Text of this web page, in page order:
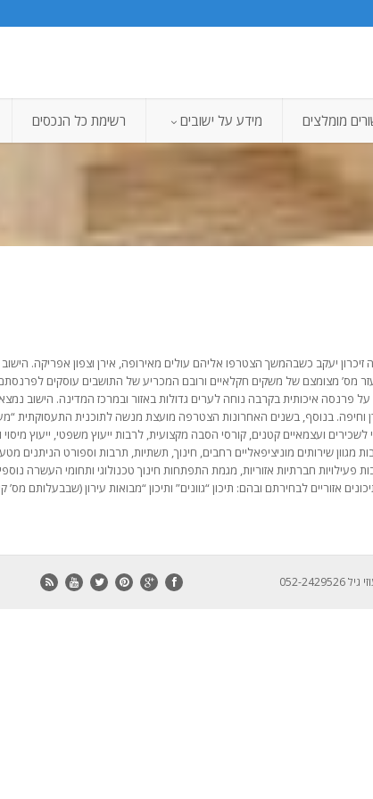
מומלצים מידע על ישובים רשימת כל הנכסים
צברים איכרים מהמושבה זיכרון יעקב כשבהמשך הצטרפו אליהם עולים מאירופה, אירן וצפון
מס’ מצומצם של משקים חקלאיים ורובם המכריע של התושבים עוסקים
פרנסה איכותית בקרבה נוחה לערים גדולות באזור ובמרכז המדינה. הישוב
וחיפה. בנוסף, בשנים האחרונות הצטרפה מועצת מנשה לתוכנית התעסוקתית
ועצמאיים קטנים, קורסי הסבה מקצועית, לרבות ייעוץ משפטי, ייעוץ מיסוי
מגוון שירותים מוניציפאליים רחבים, חינוך, תשתיות, תרבות וספורט
חברתיות אזוריות, מגמת התפתחות חינוך טכנולוגי ותחומי העשרה
אזוריים לבחירתם ובהם: תיכון “גוונים” ותיכון “מבואות עירון (שבבעלותם מס’